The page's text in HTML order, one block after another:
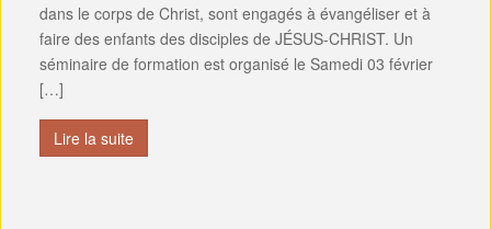
dans le corps de Christ, sont engagés à évangéliser et à
faire des enfants des disciples de JÉSUS-CHRIST. Un
séminaire de formation est organisé le Samedi 03 février
[…]
Lire la suite